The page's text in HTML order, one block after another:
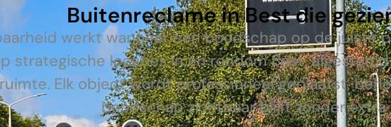
Buitenreclame in Best die
werkt wanneer een boodschap op de juiste
strategische locaties in en rondom Best,
Elk object wordt professioneel geplaatst,
boodschap zichtbaar blijft zonder extra